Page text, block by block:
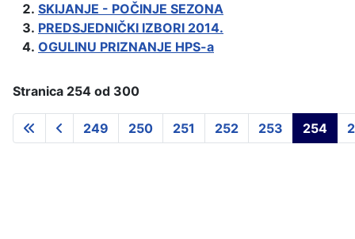
SKIJANJE - POČINJE SEZONA
PREDSJEDNIČKI IZBORI 2014.
OGULINU PRIZNANJE HPS-a
Stranica 254 od 300
249 250 251 252 253 254